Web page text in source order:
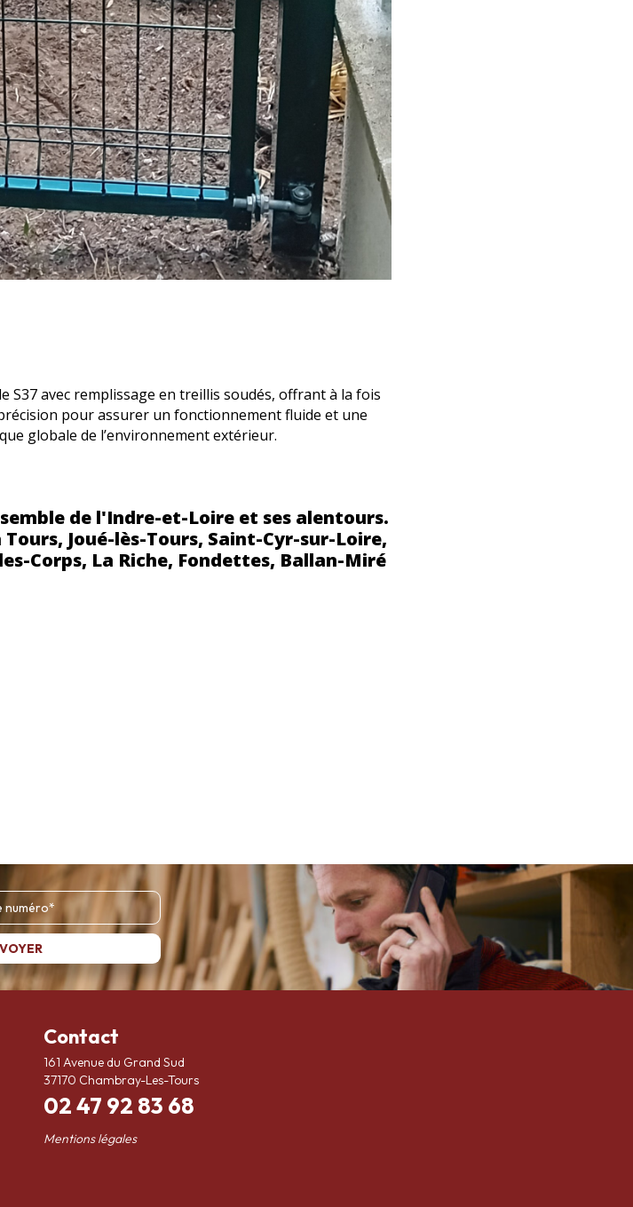
avec remplissage en treillis soudés, offrant à la fois
pour assurer un fonctionnement fluide et une
globale de l’environnement extérieur.
de l'Indre-et-Loire et ses alentours.
Joué-lès-Tours, Saint-Cyr-sur-Loire,
Corps, La Riche, Fondettes, Ballan-Miré
Contact
161 Avenue du Grand Sud
37170 Chambray-Les-Tours
02 47 92 83 68
Mentions légales